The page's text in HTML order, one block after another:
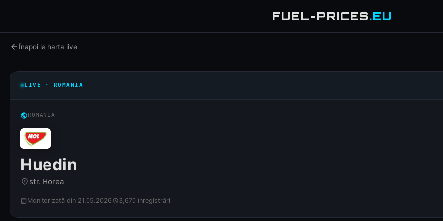
FUEL-PRICES.EU
arrow_backÎnapoi la harta live
LIVE · ROMÂNIA
publicROMÂNIA
Huedin
place str. Horea
calendar_month Monitorizată din 21.05.2026history3,670 înregistrări